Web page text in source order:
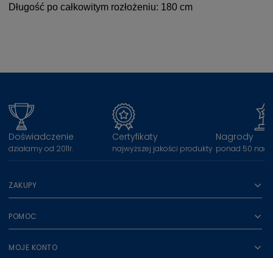
Długość po całkowitym rozłożeniu: 180 cm
Doświadczenie
działamy od 2011r.
Certyfikaty
najwyższej jakości produkty
Nagrody
ponad 50
ZAKUPY
POMOC
MOJE KONTO